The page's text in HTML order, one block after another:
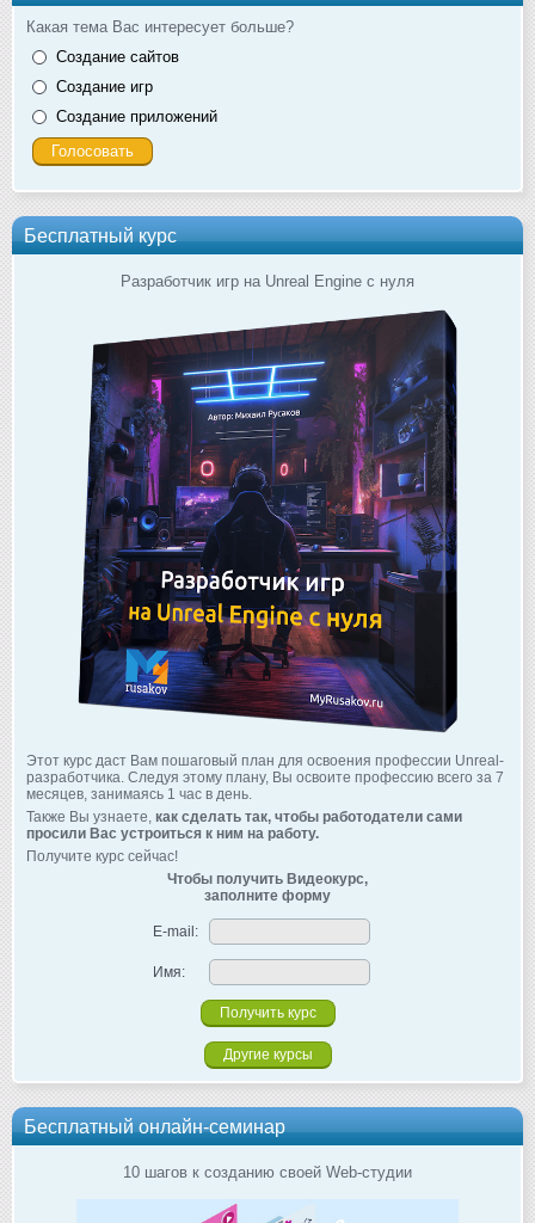
Какая тема Вас интересует больше?
Создание сайтов
Создание игр
Создание приложений
Бесплатный курс
Разработчик игр на Unreal Engine с нуля
Этот курс даст Вам пошаговый план для освоения профессии Unreal-
разработчика. Следуя этому плану, Вы освоите профессию всего за 7
месяцев, занимаясь 1 час в день.
Также Вы узнаете, как сделать так, чтобы работодатели сами
просили Вас устроиться к ним на работу.
Получите курс сейчас!
Чтобы получить Видеокурс,
заполните форму
E-mail:
Имя:
Другие курсы
Бесплатный онлайн-семинар
10 шагов к созданию своей Web-студии